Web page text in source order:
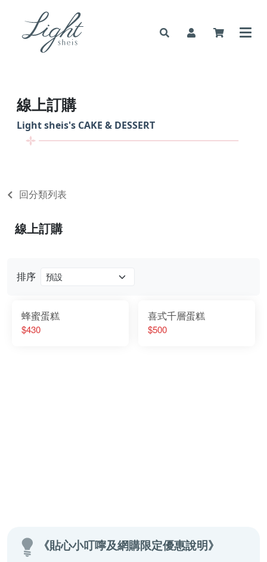
線上訂購
Light sheis's CAKE & DESSERT
回分類列表
排序
蜂蜜蛋糕
$430
喜式千層蛋糕
$500
線上訂購
《貼心小叮嚀及網購限定優惠說明》